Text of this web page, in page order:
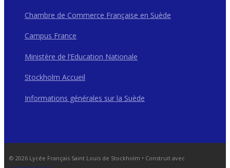
Chambre de Commerce Française en Suède
Campus France
Ministère de l’Education Nationale
Stockholm Accueil
Informations générales sur la Suède
© 2026 Lycée Français Saint Louis de Stockholm • Construit avec